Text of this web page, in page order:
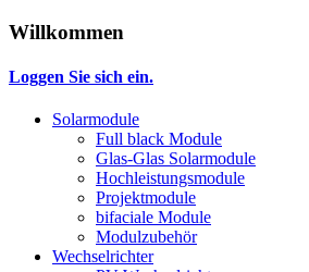
Willkommen
Loggen Sie sich ein.
Solarmodule
Full black Module
Glas-Glas Solarmodule
Hochleistungsmodule
Projektmodule
bifaciale Module
Modulzubehör
Wechselrichter